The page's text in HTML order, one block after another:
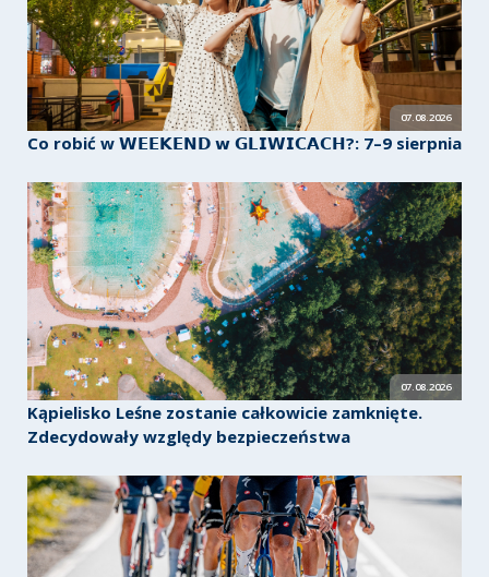
07.08.2026
Co robić w 𝗪𝗘𝗘𝗞𝗘𝗡𝗗 𝘄 𝗚𝗟𝗜𝗪𝗜𝗖𝗔𝗖𝗛?: 7–9 sierpnia
07.08.2026
Kąpielisko Leśne zostanie całkowicie zamknięte.
Zdecydowały względy bezpieczeństwa